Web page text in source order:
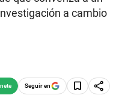
a cambio
Seguir en